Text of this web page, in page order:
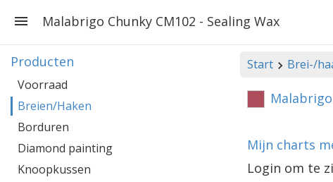
Malabrigo Chunky CM102 - Sealing Wax
Start Brei-/
Mijn charts
Login om te
Producten
Voorraad
Breien/Haken
Borduren
Diamond painting
Knoopkussen